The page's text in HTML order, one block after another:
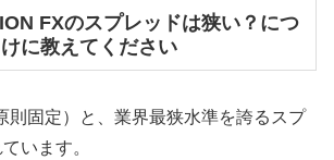
FXのスプレッドは狭い？につ
に教えてください
則固定）と、業界最狭水準を誇るスプ
います。